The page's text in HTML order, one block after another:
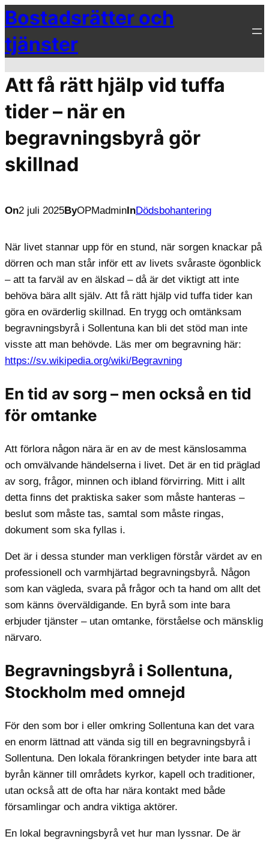
Hoppa
till
innehåll
Bostadsrätter och
tjänster
Att få rätt hjälp vid tuffa
tider – när en
begravningsbyrå gör
skillnad
On2 juli 2025ByOPMadminInDödsbohantering
När livet stannar upp för en stund, när sorgen knackar på
dörren och man står inför ett av livets svåraste ögonblick
– att ta farväl av en älskad – då är det viktigt att inte
behöva bära allt själv. Att få rätt hjälp vid tuffa tider kan
göra en ovärderlig skillnad. En trygg och omtänksam
begravningsbyrå i Sollentuna kan bli det stöd man inte
visste att man behövde. Läs mer om begravning här:
https://sv.wikipedia.org/wiki/Begravning
En tid av sorg – men också en tid
för omtanke
Att förlora någon nära är en av de mest känslosamma
och omvälvande händelserna i livet. Det är en tid präglad
av sorg, frågor, minnen och ibland förvirring. Mitt i allt
detta finns det praktiska saker som måste hanteras –
beslut som måste tas, samtal som måste ringas,
dokument som ska fyllas i.
Det är i dessa stunder man verkligen förstår värdet av en
professionell och varmhjärtad begravningsbyrå. Någon
som kan vägleda, svara på frågor och ta hand om allt det
som känns överväldigande. En byrå som inte bara
erbjuder tjänster – utan omtanke, förståelse och mänsklig
närvaro.
Begravningsbyrå i Sollentuna,
Stockholm med omnejd
För den som bor i eller omkring Sollentuna kan det vara
en enorm lättnad att vända sig till en begravningsbyrå i
Sollentuna. Den lokala förankringen betyder inte bara att
byrån känner till områdets kyrkor, kapell och traditioner,
utan också att de ofta har nära kontakt med både
församlingar och andra viktiga aktörer.
En lokal begravningsbyrå vet hur man lyssnar. De är